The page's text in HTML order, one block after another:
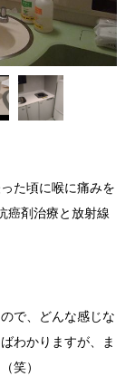
た頃に喉に痛みを
癌剤治療と放射線
で、どんな感じな
わかりますが、ま
笑）